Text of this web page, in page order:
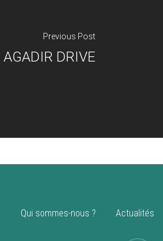
Previous Post
DRIVE
Qui sommes-nous ? Actualités